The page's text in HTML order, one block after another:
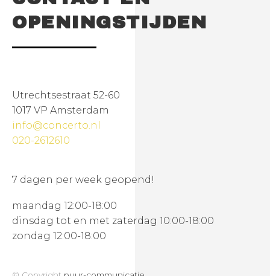
OPENINGSTIJDEN
Utrechtsestraat 52-60
1017 VP Amsterdam
info@concerto.nl
020-2612610
7 dagen per week geopend!
maandag 12:00-18:00
dinsdag tot en met zaterdag 10:00-18:00
zondag 12:00-18:00